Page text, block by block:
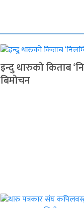
इन्दु थारुको किताब
बिमोचन